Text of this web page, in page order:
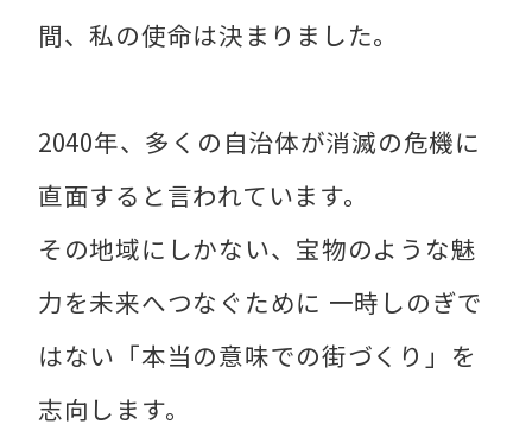
間、私の使命は決まりました。
2040年、多くの自治体が消滅の危機に
直面すると言われています。
その地域にしかない、宝物のような魅
力を未来へつなぐために 一時しのぎで
はない「本当の意味での街づくり」を
志向します。